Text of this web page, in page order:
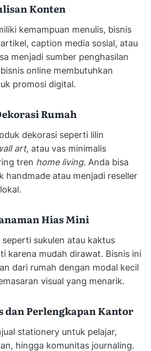
Konten
kemampuan menulis, bisnis
caption media sosial, atau
menjadi sumber penghasilan
online membutuhkan
promosi digital.
Rumah
dekorasi seperti lilin
art, atau vas minimalis
tren home living. Anda bisa
handmade atau menjadi reseller
Hias Mini
seperti sukulen atau kaktus
karena mudah dirawat. Bisnis ini
dari rumah dengan modal kecil
visual yang menarik.
dan Perlengkapan Kantor
stationery untuk pelajar,
hingga komunitas journaling.